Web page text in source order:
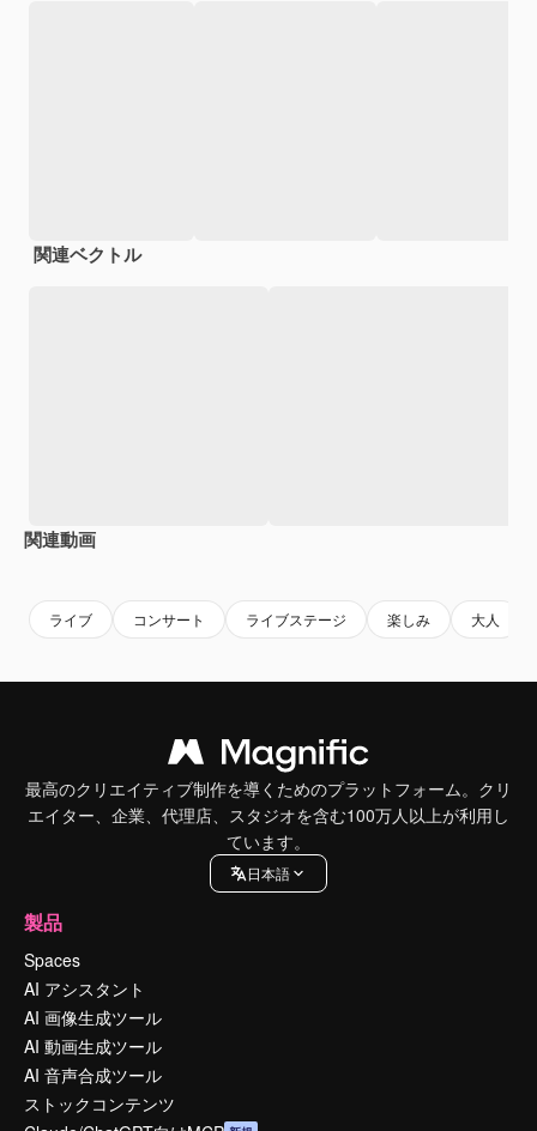
関連ベクトル
関連動画
ライブ コンサート ライブステージ 楽しみ 大人
最高のクリエイティブ制作を導くためのプラットフォーム。クリ
エイター、企業、代理店、スタジオを含む100万人以上が利用し
ています。
日本語
製品
Spaces
AI アシスタント
AI 画像生成ツール
AI 動画生成ツール
AI 音声合成ツール
ストックコンテンツ